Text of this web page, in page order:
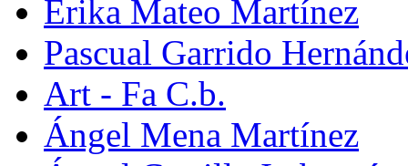
Erika Mateo Martínez
Pascual Garrido
Art - Fa C.b.
Ángel Mena Martínez